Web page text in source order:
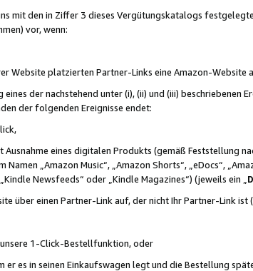
mit den in Ziffer 3 dieses Vergütungskatalogs
vor, wenn:
Website platzierten Partner-Links eine Amazon-Website
der nachstehend unter (i), (ii) und (iii) beschriebenen
der folgenden Ereignisse endet:
eines digitalen Produkts (gemäß Feststellung
„Amazon Music“, „Amazon Shorts“, „eDocs“,
Newsfeeds“ oder „Kindle Magazines“) (jeweils ein „
über einen Partner-Link auf, der nicht Ihr Partner-Link ist
1-Click-Bestellfunktion, oder
es in seinen Einkaufswagen legt und die Bestellung